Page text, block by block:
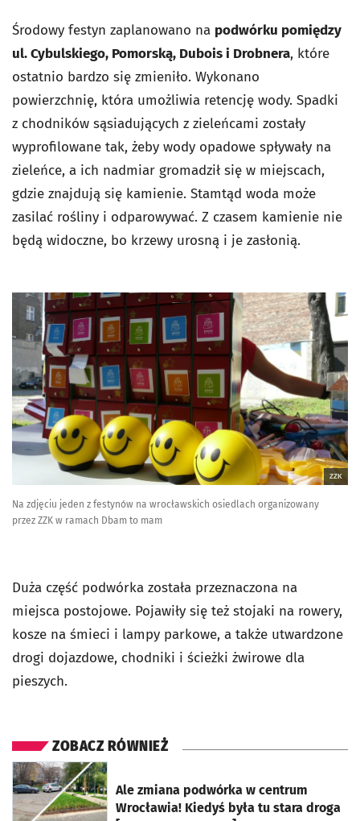
Środowy festyn zaplanowano na podwórku pomiędzy
ul. Cybulskiego, Pomorską, Dubois i Drobnera, które
ostatnio bardzo się zmieniło. Wykonano
powierzchnię, która umożliwia retencję wody. Spadki
z chodników sąsiadujących z zieleńcami zostały
wyprofilowane tak, żeby wody opadowe spływały na
zieleńce, a ich nadmiar gromadził się w miejscach,
gdzie znajdują się kamienie. Stamtąd woda może
zasilać rośliny i odparowywać. Z czasem kamienie nie
będą widoczne, bo krzewy urosną i je zasłonią.
ZZK
Na zdjęciu jeden z festynów na wrocławskich osiedlach organizowany
przez ZZK w ramach Dbam to mam
Duża część podwórka została przeznaczona na
miejsca postojowe. Pojawiły się też stojaki na rowery,
kosze na śmieci i lampy parkowe, a także utwardzone
drogi dojazdowe, chodniki i ścieżki żwirowe dla
pieszych.
ZOBACZ RÓWNIEŻ
Ale zmiana podwórka w centrum
Wrocławia! Kiedyś była tu stara droga
otworzy się w nowej karcie